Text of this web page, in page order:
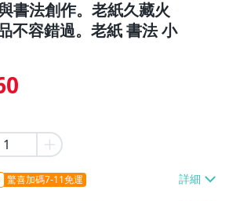
書法創作。老紙久藏火
不容錯過。老紙 書法 小
驚喜加碼7-11免運